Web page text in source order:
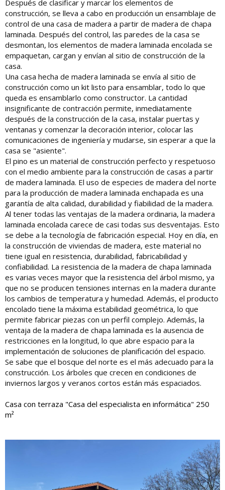
Después de clasificar y marcar los elementos de
construcción, se lleva a cabo en producción un ensamblaje de
control de una casa de madera a partir de madera de chapa
laminada. Después del control, las paredes de la casa se
desmontan, los elementos de madera laminada encolada se
empaquetan, cargan y envían al sitio de construcción de la
casa.
Una casa hecha de madera laminada se envía al sitio de
construcción como un kit listo para ensamblar, todo lo que
queda es ensamblarlo como constructor. La cantidad
insignificante de contracción permite, inmediatamente
después de la construcción de la casa, instalar puertas y
ventanas y comenzar la decoración interior, colocar las
comunicaciones de ingeniería y mudarse, sin esperar a que la
casa se "asiente".
El pino es un material de construcción perfecto y respetuoso
con el medio ambiente para la construcción de casas a partir
de madera laminada. El uso de especies de madera del norte
para la producción de madera laminada enchapada es una
garantía de alta calidad, durabilidad y fiabilidad de la madera.
Al tener todas las ventajas de la madera ordinaria, la madera
laminada encolada carece de casi todas sus desventajas. Esto
se debe a la tecnología de fabricación especial. Hoy en día, en
la construcción de viviendas de madera, este material no
tiene igual en resistencia, durabilidad, fabricabilidad y
confiabilidad. La resistencia de la madera de chapa laminada
es varias veces mayor que la resistencia del árbol mismo, ya
que no se producen tensiones internas en la madera durante
los cambios de temperatura y humedad. Además, el producto
encolado tiene la máxima estabilidad geométrica, lo que
permite fabricar piezas con un perfil complejo. Además, la
ventaja de la madera de chapa laminada es la ausencia de
restricciones en la longitud, lo que abre espacio para la
implementación de soluciones de planificación del espacio.
Se sabe que el bosque del norte es el más adecuado para la
construcción. Los árboles que crecen en condiciones de
inviernos largos y veranos cortos están más espaciados.
Casa con terraza "Casa del especialista en informática" 250
m²